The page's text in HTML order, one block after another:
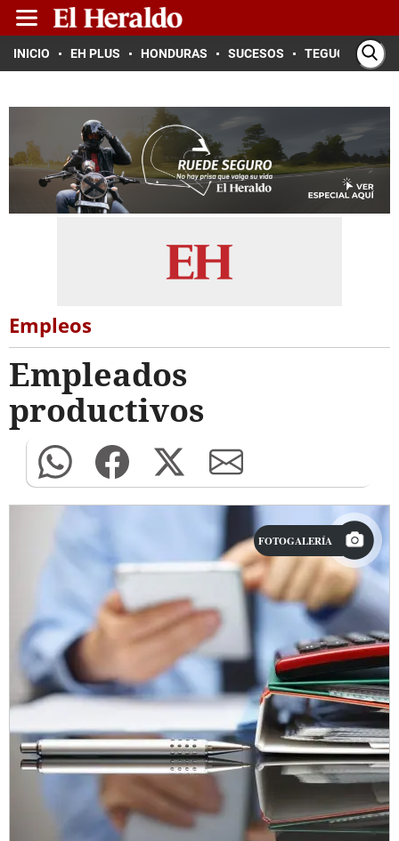
INICIO EH PLUS HONDURAS SUCESOS TEGUCIGALPA
Empleos
Empleados
productivos
FOTOGALERÍA